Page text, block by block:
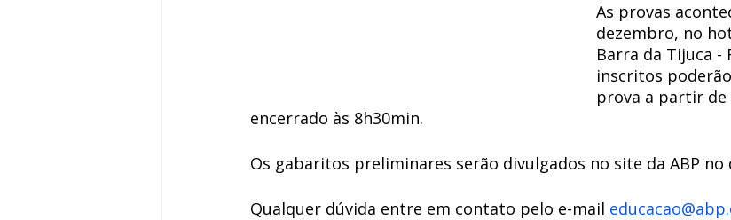
As provas
dezembro, no
Barra da Tijuca -
inscritos
prova a partir de
encerrado às 8h30min.
Os gabaritos preliminares serão divulgados no site da ABP no
Qualquer dúvida entre em contato pelo e-mail